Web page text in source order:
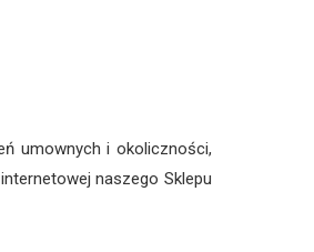
umownych i okoliczności,
naszego Sklepu